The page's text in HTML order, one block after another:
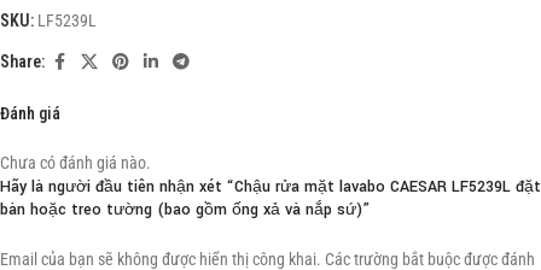
SKU: LF5239L
Share:
Đánh giá
Chưa có đánh giá nào.
Hãy là người đầu tiên nhận xét “Chậu rửa mặt lavabo CAESAR LF5239L đặt
bàn hoặc treo tường (bao gồm ống xả và nắp sứ)”
Email của bạn sẽ không được hiển thị công khai. Các trường bắt buộc được đánh